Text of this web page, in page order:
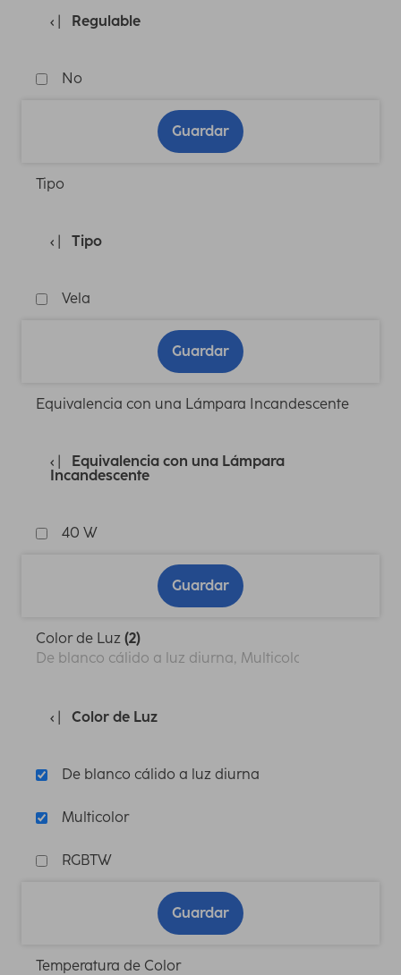
Regulable
No
Guardar
Tipo
Tipo
Vela
Guardar
Equivalencia con una Lámpara Incandescente
Equivalencia con una Lámpara
Incandescente
40 W
Guardar
Color de Luz (2)
De blanco cálido a luz diurna, Multicolor
Color de Luz
De blanco cálido a luz diurna
Multicolor
RGBTW
Guardar
Temperatura de Color